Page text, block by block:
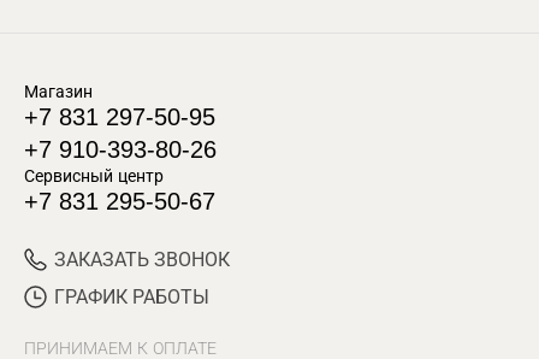
Магазин
+7 831 297-50-95
+7 910-393-80-26
Сервисный центр
+7 831 295-50-67
ЗАКАЗАТЬ ЗВОНОК
ГРАФИК РАБОТЫ
ПРИНИМАЕМ К ОПЛАТЕ